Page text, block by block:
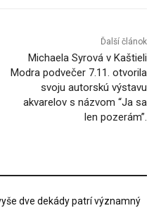
Ďalší článok
Michaela Syrová v Kaštieli
Modra podvečer 7.11. otvorila
svoju autorskú výstavu
akvarelov s názvom “Ja sa
len pozerám”.
dve dekády patrí významný